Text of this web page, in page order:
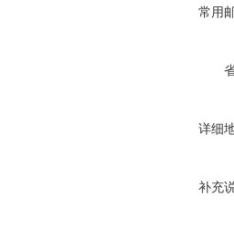
常用
详细
补充